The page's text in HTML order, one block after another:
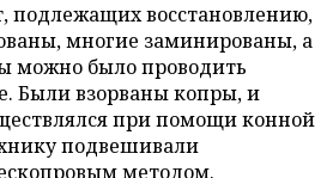
подлежащих восстановлению,
многие заминированы, а
можно было проводить
Были взорваны копры, и
при помощи конной
подвешивали
методом.